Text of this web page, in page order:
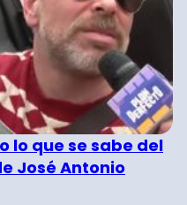
lo que se sabe del
José Antonio